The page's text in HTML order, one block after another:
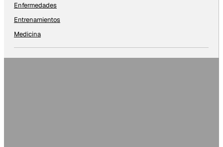
Enfermedades
Entrenamientos
Medicina